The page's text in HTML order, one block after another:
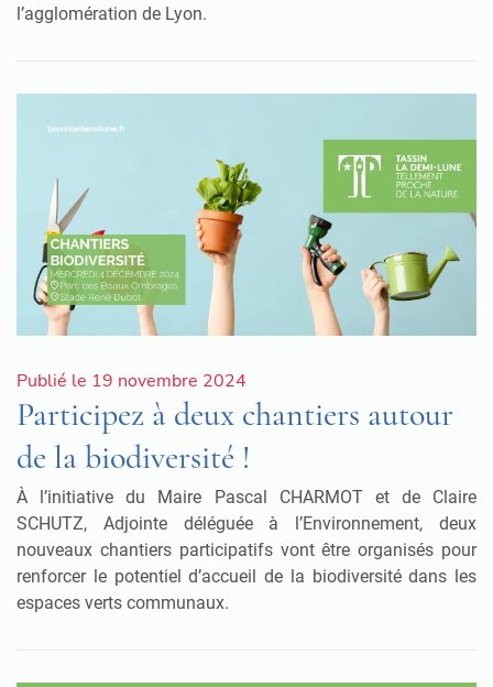
l’agglomération de Lyon.
Publié le 19 novembre 2024
Participez à deux chantiers autour
de la biodiversité !
À l’initiative du Maire Pascal CHARMOT et de Claire
SCHUTZ, Adjointe déléguée à l’Environnement, deux
nouveaux chantiers participatifs vont être organisés pour
renforcer le potentiel d’accueil de la biodiversité dans les
espaces verts communaux.